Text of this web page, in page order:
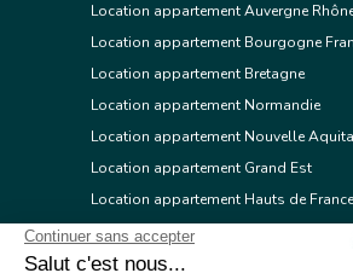
Location appartement Auvergne
Location appartement Bourgogne
Location appartement Bretagne
Location appartement Normandie
Location appartement Nouvelle
Location appartement Grand Est
Location appartement Hauts de France
Location appartement Ile de France
Location appartement Centre Val de